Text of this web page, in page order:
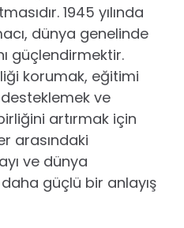
1945 yılında
dünya genelinde
güçlendirmektir.
korumak, eğitimi
ve
artırmak için
arasındaki
ve dünya
güçlü bir anlayış